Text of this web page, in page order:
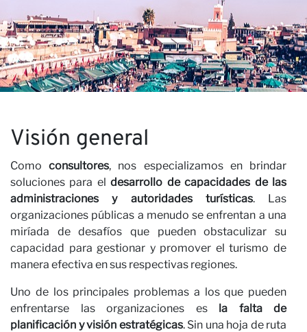
Visión general
Comoconsultores, nos especializamos en brindar
soluciones para eldesarrollo de capacidades de las
administraciones y autoridades turísticas. Las
organizaciones públicas a menudo se enfrentan a una
miríada de desafíos que pueden obstaculizar su
capacidad para gestionar y promover el turismo de
manera efectiva en sus respectivas regiones.
Uno de los principales problemas a los que pueden
enfrentarse las organizaciones es la falta de
planificación y visión estratégicas. Sin una hoja de ruta
×
Apellido
Correo electrónico
He leído y acepto la Política de Privacidad*
SUSCRÍBETE